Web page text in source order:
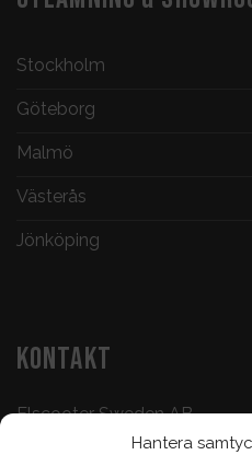
Hantera
Stockholm
Göteborg
Malmö
Västerås
Jönköping
KONTAKT
Elscooter Sweden AB